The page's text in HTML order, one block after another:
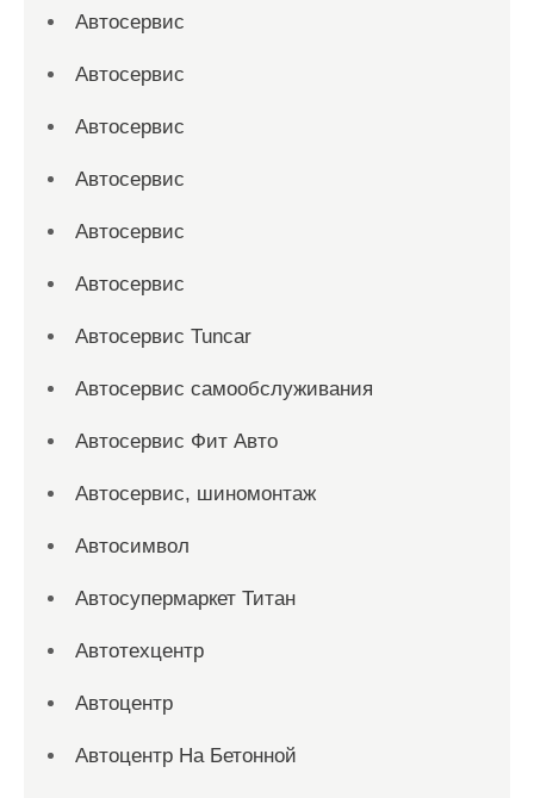
Автосервис
Автосервис
Автосервис
Автосервис
Автосервис
Автосервис
Автосервис Tuncar
Автосервис самообслуживания
Автосервис Фит Авто
Автосервис, шиномонтаж
Автосимвол
Автосупермаркет Титан
Автотехцентр
Автоцентр
Автоцентр На Бетонной